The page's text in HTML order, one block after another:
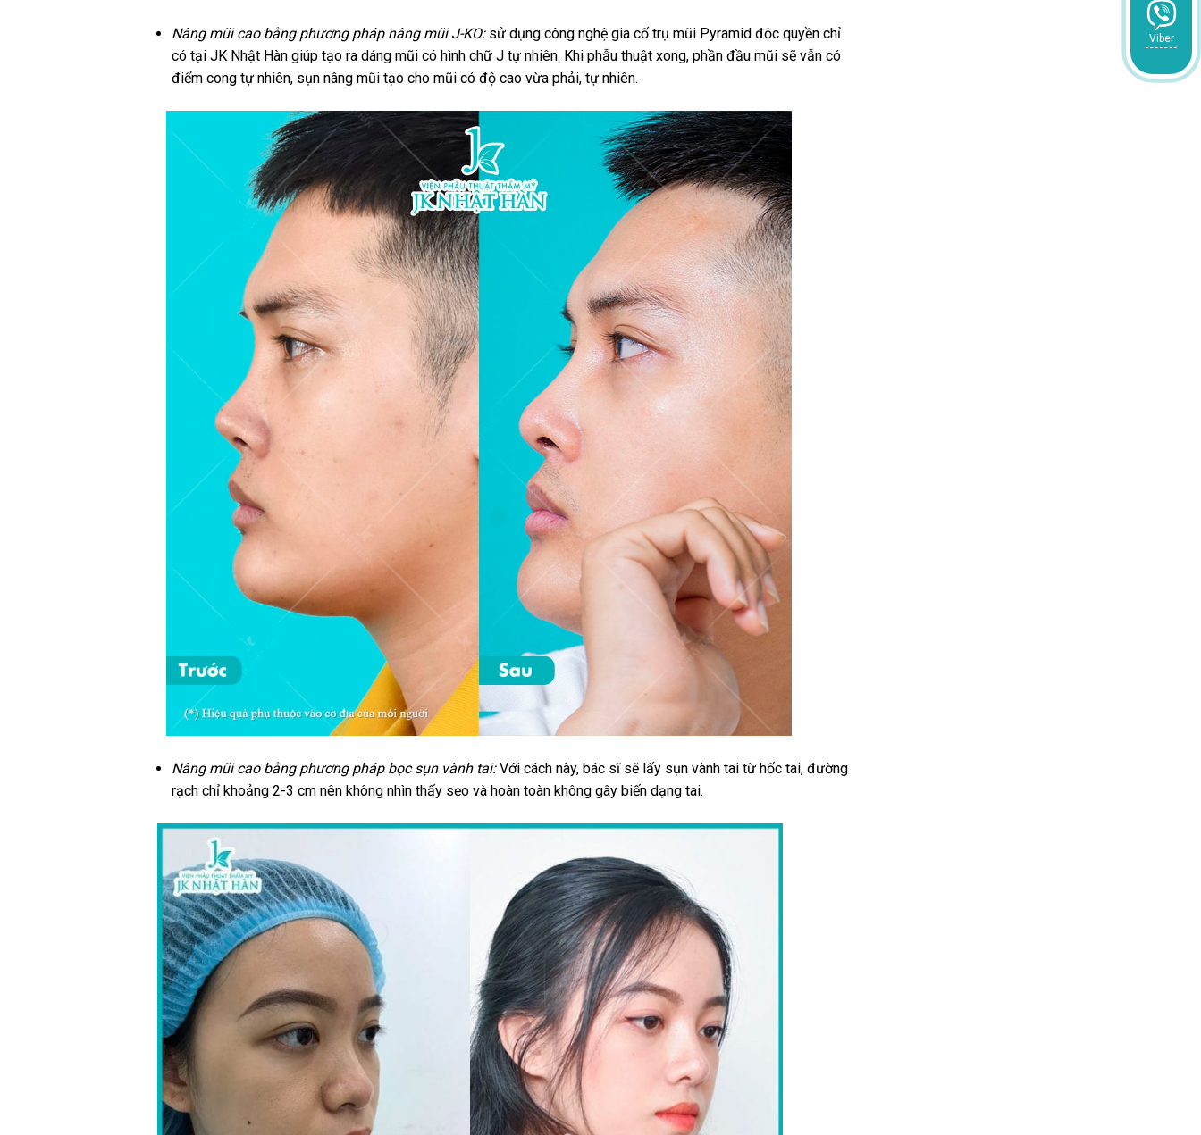
Nâng mũi cao bằng phương pháp nâng mũi J-KO: sử dụng công nghệ gia cố trụ mũi Pyramid độc quyền chỉ
có tại JK Nhật Hàn giúp tạo ra dáng mũi có hình chữ J tự nhiên. Khi phẫu thuật xong, phần đầu mũi sẽ vẫn có
điểm cong tự nhiên, sụn nâng mũi tạo cho mũi có độ cao vừa phải, tự nhiên.
Nâng mũi cao bằng phương pháp bọc sụn vành tai:Với cách này, bác sĩ sẽ lấy sụn vành tai từ hốc tai, đường
rạch chỉ khoảng 2-3 cm nên không nhìn thấy sẹo và hoàn toàn không gây biến dạng tai.
Viber